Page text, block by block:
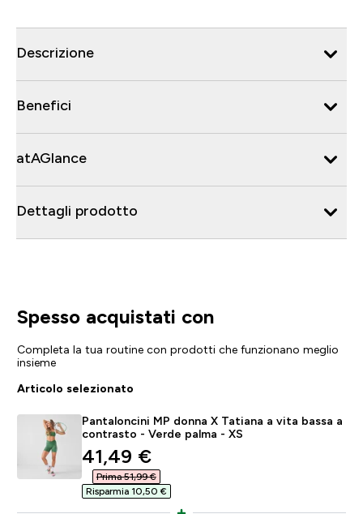
Descrizione
Benefici
atAGlance
Dettagli prodotto
Spesso acquistati con
Completa la tua routine con prodotti che funzionano meglio
insieme
Articolo selezionato
Pantaloncini MP donna X Tatiana a vita bassa a
contrasto - Verde palma - XS
discounted price
41,49 €‎
Prima 51,99 €‎
Risparmia 10,50 €‎